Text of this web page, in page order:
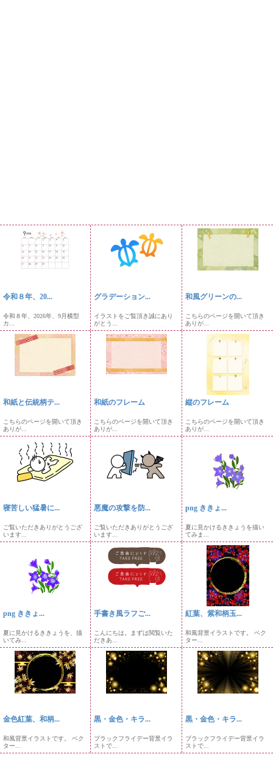
令和８年、20...
令和８年、2026年、9月横型
カ...
グラデーション...
イラストをご覧頂き誠にあり
がとう...
和風グリーンの...
こちらのページを開いて頂き
ありが...
和紙と伝統柄テ...
こちらのページを開いて頂き
ありが...
和紙のフレーム
こちらのページを開いて頂き
ありが...
縦のフレーム
こちらのページを開いて頂き
ありが...
寝苦しい猛暑に...
ご覧いただきありがとうござ
います...
悪魔の攻撃を防...
ご覧いただきありがとうござ
います...
png ききょ...
夏に見かけるききょうを描い
てみま...
png ききょ...
夏に見かけるききょうを、描
いてみ...
手書き風ラフご...
こんにちは。まずは閲覧いた
だきあ...
紅葉、紫和柄玉...
和風背景イラストです。 ベク
ター...
金色紅葉、和柄...
和風背景イラストです。 ベク
ター...
黒・金色・キラ...
ブラックフライデー背景イラ
ストで...
黒・金色・キラ...
ブラックフライデー背景イラ
ストで...